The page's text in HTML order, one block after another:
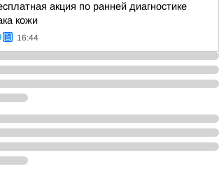
акция по ранней диагностике
кожи
16:44